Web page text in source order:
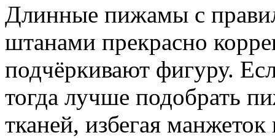
Длинные пижамы с
штанами прекрасно
подчёркивают фигуру.
тогда лучше подобрать
тканей, избегая